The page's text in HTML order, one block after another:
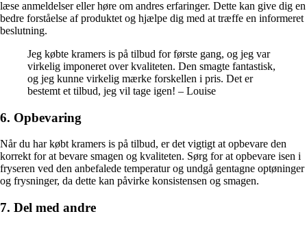
læse anmeldelser eller høre om andres erfaringer. Dette kan give dig en
bedre forståelse af produktet og hjælpe dig med at træffe en informeret
beslutning.
Jeg købte kramers is på tilbud for første gang, og jeg var
virkelig imponeret over kvaliteten. Den smagte fantastisk,
og jeg kunne virkelig mærke forskellen i pris. Det er
bestemt et tilbud, jeg vil tage igen! – Louise
6. Opbevaring
Når du har købt kramers is på tilbud, er det vigtigt at opbevare den
korrekt for at bevare smagen og kvaliteten. Sørg for at opbevare isen i
fryseren ved den anbefalede temperatur og undgå gentagne optøninger
og frysninger, da dette kan påvirke konsistensen og smagen.
7. Del med andre